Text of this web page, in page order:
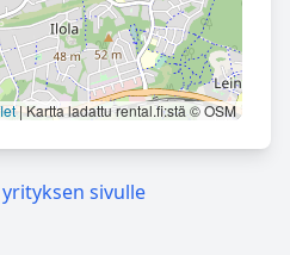
|Kartta ladattu rental.fi:stä © OSM
sivulle